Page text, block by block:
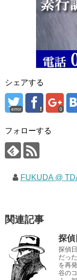
シェアする
error 0
フォローする
FUKUDA @
関連記事
探偵
探偵
だっ
を再
谷の